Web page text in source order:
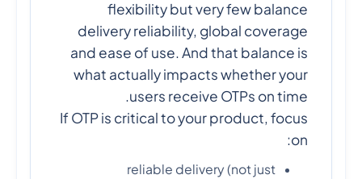
flexibility but very few balance
delivery reliability, global coverage
and ease of use. And that balance is
what actually impacts whether your
users receive OTPs on time.
If OTP is critical to your product, focus
on:
reliable delivery (not just